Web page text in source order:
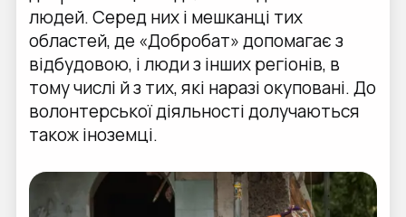
людей. Серед них і мешканці тих
областей, де «Добробат» допомагає з
відбудовою, і люди з інших регіонів, в
тому числі й з тих, які наразі окуповані. До
волонтерської діяльності долучаються
також іноземці.